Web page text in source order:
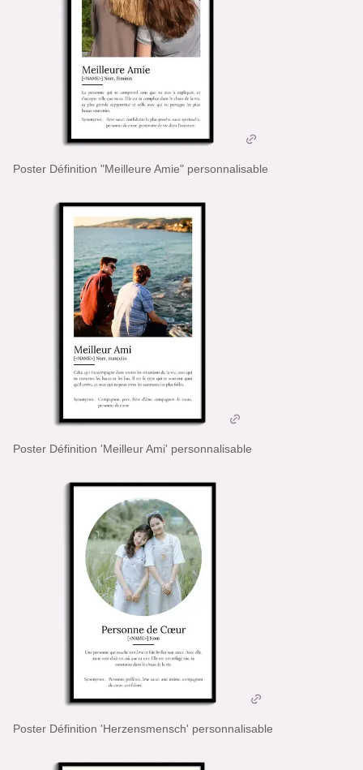
Poster Définition "Meilleure Amie" personnalisable
Poster Définition 'Meilleur Ami' personnalisable
Poster Définition 'Herzensmensch' personnalisable